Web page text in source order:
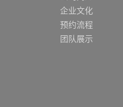
企业文化
预约流程
团队展示